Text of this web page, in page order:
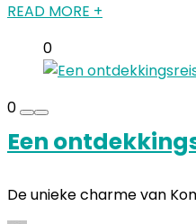
READ MORE +
0
0
Een
De unieke charme van